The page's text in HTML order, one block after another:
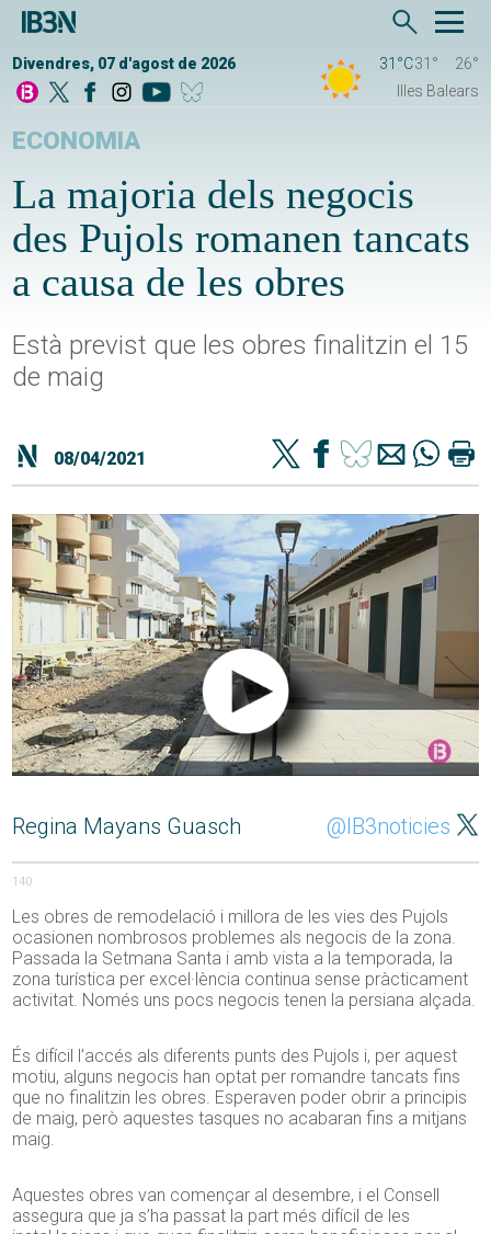
Divendres, 07 d'agost de 2026 31°C31°
26°
Illes Balears
ECONOMIA
La majoria dels negocis
des Pujols romanen tancats
a causa de les obres
Està previst que les obres finalitzin el 15
de maig
08/04/2021
Regina Mayans Guasch @IB3noticies
140
Les obres de remodelació i millora de les vies des Pujols
ocasionen nombrosos problemes als negocis de la zona.
Passada la Setmana Santa i amb vista a la temporada, la
zona turística per excel·lència continua sense pràcticament
activitat. Només uns pocs negocis tenen la persiana alçada.
És difícil l’accés als diferents punts des Pujols i, per aquest
motiu, alguns negocis han optat per romandre tancats fins
que no finalitzin les obres. Esperaven poder obrir a principis
de maig, però aquestes tasques no acabaran fins a mitjans
maig.
Aquestes obres van començar al desembre, i el Consell
assegura que ja s’ha passat la part més difícil de les